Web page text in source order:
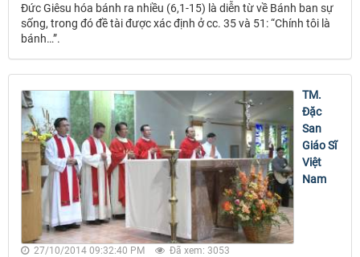
Đức Giêsu hóa bánh ra nhiều (6,1-15) là diễn từ về Bánh ban sự
sống, trong đó đề tài được xác định ở cc. 35 và 51: “Chính tôi là
bánh…”.
TM.
Đặc
San
Giáo Sĩ
Việt
Nam
27/10/2014 09:32:40 PM Đã xem: 3053